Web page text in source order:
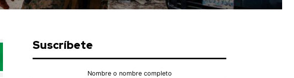
Suscríbete
Nombre o nombre completo